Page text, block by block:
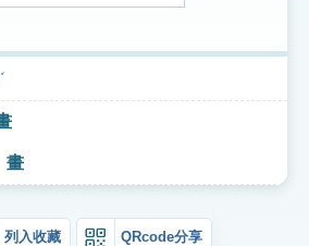
畫
列入收藏 QRcode分享